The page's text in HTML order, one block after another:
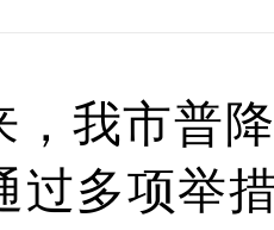
，我市普
过多项举